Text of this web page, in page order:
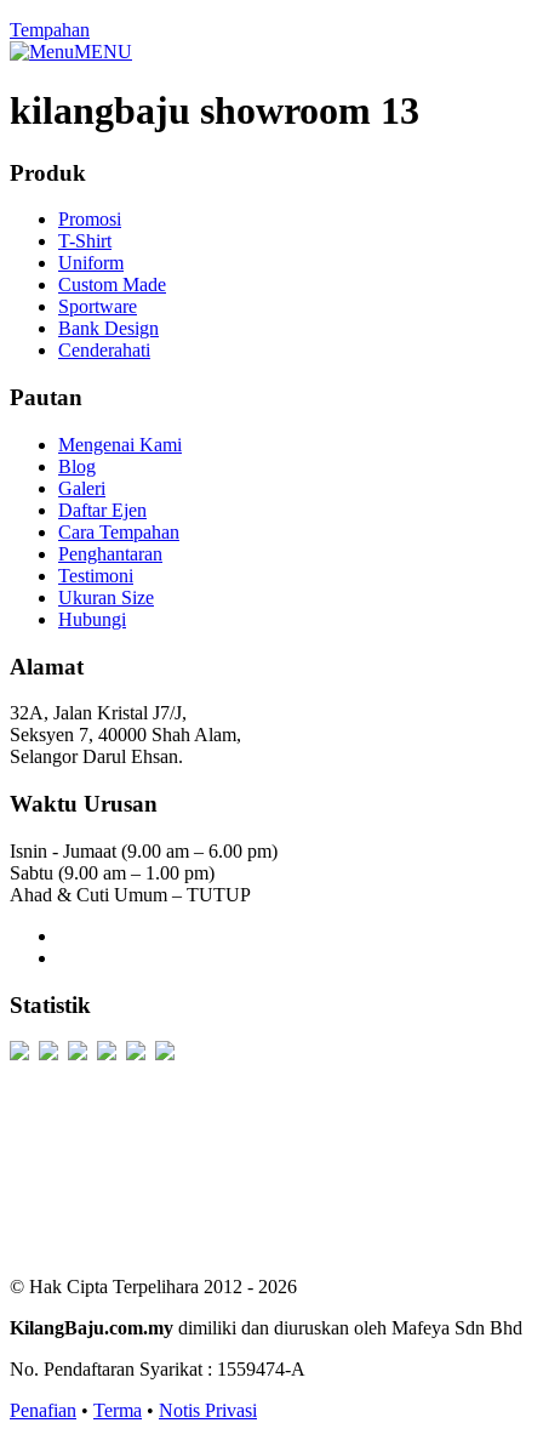
Tempahan
MENU
kilangbaju showroom 13
Produk
Promosi
T-Shirt
Uniform
Custom Made
Sportware
Bank Design
Cenderahati
Pautan
Mengenai Kami
Blog
Galeri
Daftar Ejen
Cara Tempahan
Penghantaran
Testimoni
Ukuran Size
Hubungi
Alamat
32A, Jalan Kristal J7/J,
Seksyen 7, 40000 Shah Alam,
Selangor Darul Ehsan.
Waktu Urusan
Isnin - Jumaat (9.00 am – 6.00 pm)
Sabtu (9.00 am – 1.00 pm)
Ahad & Cuti Umum – TUTUP
Statistik
© Hak Cipta Terpelihara 2012 - 2026
KilangBaju.com.my dimiliki dan diuruskan oleh Mafeya Sdn Bhd
No. Pendaftaran Syarikat : 1559474-A
Penafian • Terma • Notis Privasi